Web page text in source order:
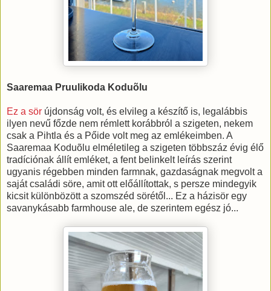
Saaremaa Pruulikoda Koduõlu
Ez a sör újdonság volt, és elvileg a készítő is, legalábbis
ilyen nevű főzde nem rémlett korábbról a szigeten, nekem
csak a Pihtla és a Pőide volt meg az emlékeimben. A
Saaremaa Koduõlu elméletileg a szigeten többszáz évig élő
tradíciónak állít emléket, a fent belinkelt leírás szerint
ugyanis régebben minden farmnak, gazdaságnak megvolt a
saját családi söre, amit ott előállítottak, s persze mindegyik
kicsit különbözött a szomszéd sörétől... Ez a házisör egy
savanykásabb farmhouse ale, de szerintem egész jó...